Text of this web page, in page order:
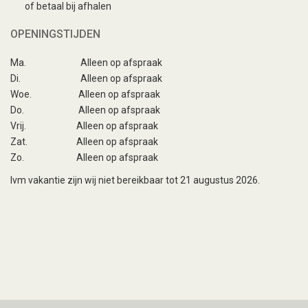
of betaal bij afhalen
OPENINGSTIJDEN
Ma.
Alleen op afspraak
Di.
Alleen op afspraak
Woe.
Alleen op afspraak
Do.
Alleen op afspraak
Vrij.
Alleen op afspraak
Zat.
Alleen op afspraak
Zo.
Alleen op afspraak
Ivm vakantie zijn wij niet bereikbaar tot 21 augustus 2026.